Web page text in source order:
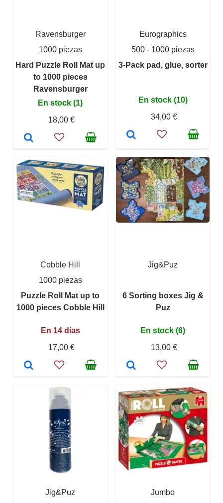
Ravensburger
1000 piezas
Hard Puzzle Roll Mat up
to 1000 pieces
Ravensburger
En stock (1)
18,00 €
Eurographics
500 - 1000 piezas
3-Pack pad, glue, sorter
En stock (10)
34,00 €
Cobble Hill
1000 piezas
Puzzle Roll Mat up to
1000 pieces Cobble Hill
En 14 días
17,00 €
Jig&Puz
6 Sorting boxes Jig &
Puz
En stock (6)
13,00 €
Jig&Puz Jumbo